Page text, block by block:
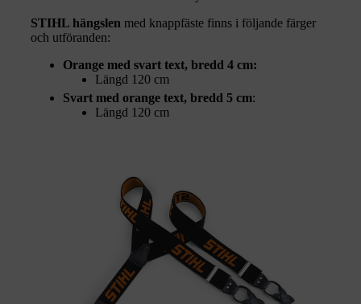
STIHL hängslen med knappfäste finns i följande färger
och utföranden:
Orange med svart text, bredd 4 cm:
Längd 120 cm
Svart med orange text, bredd 5 cm:
Längd 120 cm